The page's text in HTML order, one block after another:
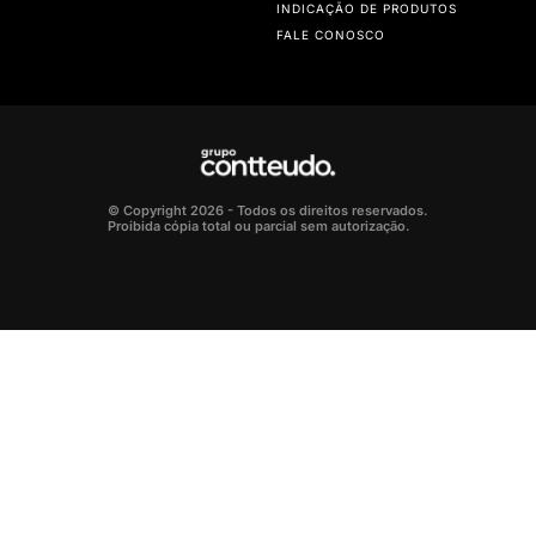
INDICAÇÃO DE PRODUTOS
FALE CONOSCO
© Copyright 2026 - Todos os direitos reservados.
Proibida cópia total ou parcial sem autorização.